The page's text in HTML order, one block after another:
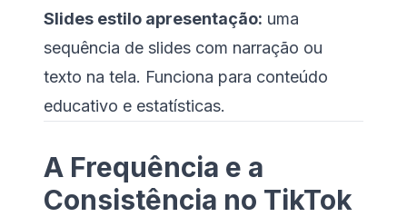
Slides estilo apresentação: uma
sequência de slides com narração ou
texto na tela. Funciona para conteúdo
educativo e estatísticas.
A Frequência e a
Consistência no TikTok